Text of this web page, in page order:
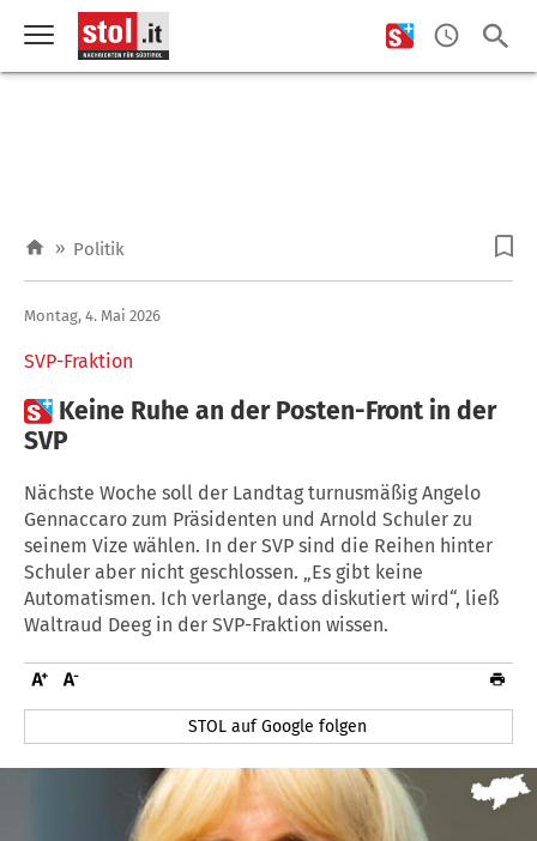
» Politik
SVP-Fraktion
Montag, 4. Mai 2026
 Keine Ruhe an der Posten-Front in der
SVP
Nächste Woche soll der Landtag turnusmäßig Angelo
Gennaccaro zum Präsidenten und Arnold Schuler zu
seinem Vize wählen. In der SVP sind die Reihen hinter
Schuler aber nicht geschlossen. „Es gibt keine
Automatismen. Ich verlange, dass diskutiert wird“, ließ
Waltraud Deeg in der SVP-Fraktion wissen.
STOL auf Google folgen